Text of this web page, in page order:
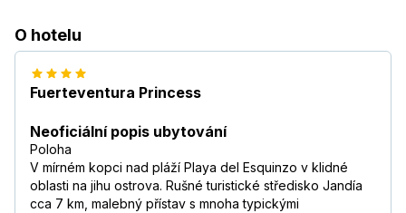
O hotelu
Fuerteventura Princess
Neoficiální popis ubytování
Poloha
V mírném kopci nad pláží Playa del Esquinzo v klidné
oblasti na jihu ostrova. Rušné turistické středisko Jandía
cca 7 km, malebný přístav s mnoha typickými